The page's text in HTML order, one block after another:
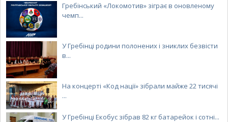
Гребінський «Локомотив» зіграє в оновленому
чемп...
У Гребінці родини полонених і зниклих безвісти
в...
На концерті «Код нації» зібрали майже 22 тисячі
...
У Гребінці Екобус зібрав 82 кг батарейок і сотні...